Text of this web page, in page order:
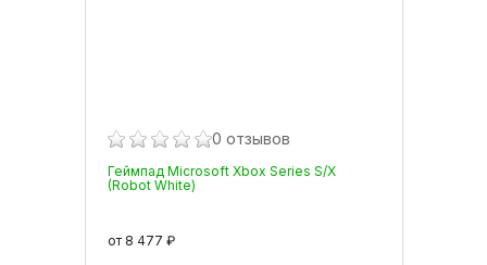
0 отзывов
Геймпад Microsoft Xbox Series S/X
(Robot White)
от 8 477 ₽